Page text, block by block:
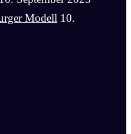
Modell 10.